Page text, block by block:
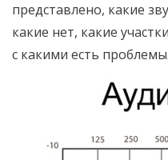
представлено, какие
какие нет, какие
с какими есть проблемы.